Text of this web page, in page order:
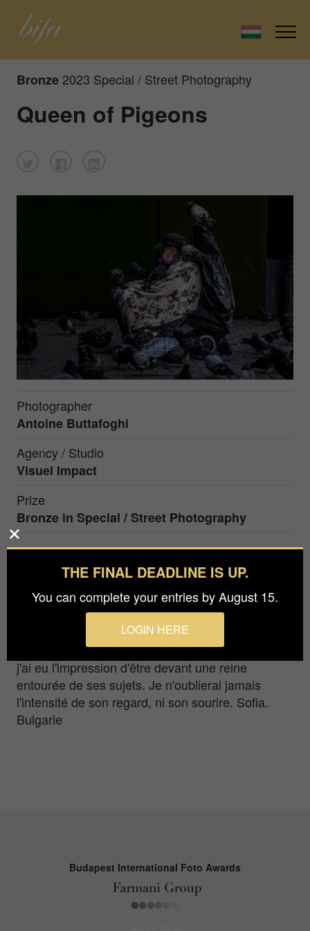
Bronze 2023 Special / Street Photography
Queen of Pigeons
Photographer
Antoine Buttafoghi
Agency / Studio
Visuel Impact
Prize
Bronze in Special / Street Photography
La reine des pigeons J'ai d'abord photographié
cette personne à distance, avant de prendre des
photos en mode portrait. Cela m'a donné
l'occasion de discuter avec elle. J'ai été surpris
par la gentillesse dans ses yeux et le regard
espiègle dans ses yeux. Malgré son état difficile,
j'ai eu l'impression d'être devant une reine
entourée de ses sujets. Je n'oublierai jamais
l'intensité de son regard, ni son sourire. Sofia.
Bulgarie
Budapest International Foto Awards
THE FINAL DEADLINE IS UP.
You can complete your entries by August 15.
LOGIN HERE